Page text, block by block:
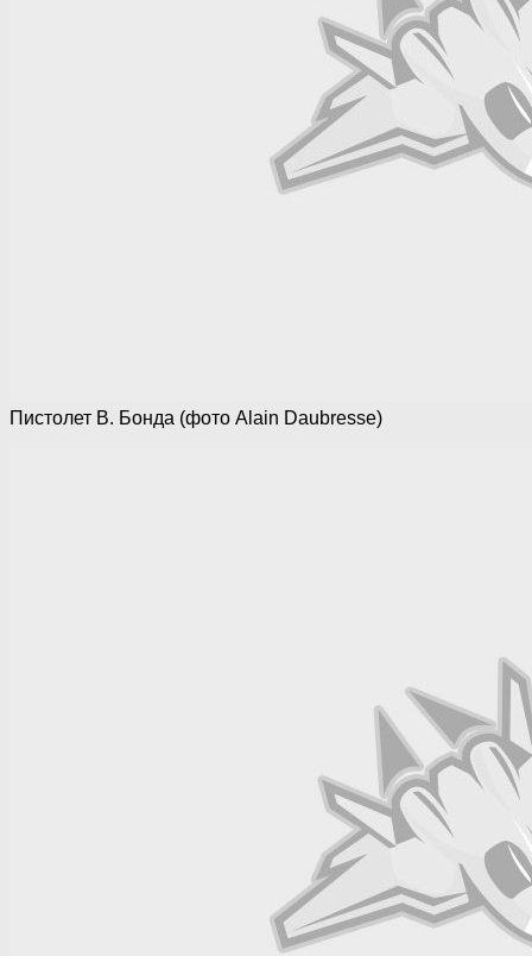
Пистолет В. Бонда (фото Alain Daubresse)